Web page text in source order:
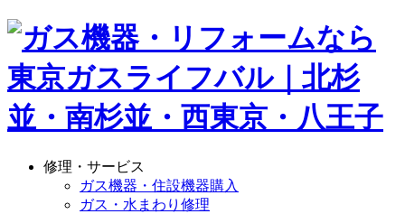
修理・サービス
ガス機器・住設機器購入
ガス・水まわり修理